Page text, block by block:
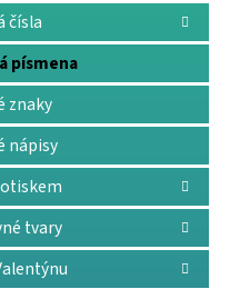
čísla
písmena
znaky
nápisy
tvary